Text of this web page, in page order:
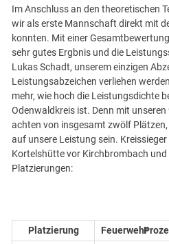
Im Anschluss an den theoretischen
wir als erste Mannschaft direkt mit
konnten. Mit einer
sehr gutes Ergbnis und die
Lukas Schadt, unserem einzigen
Leistungsabzeichen verliehen
mehr, wie hoch die Leistungsdichte
Odenwaldkreis ist. Denn mit unseren
achten von insgesamt zwölf
auf unsere Leistung sein.
Kortelshütte vor Kirchbrombach und
Platzierungen:
Platzierung Feuerwehr